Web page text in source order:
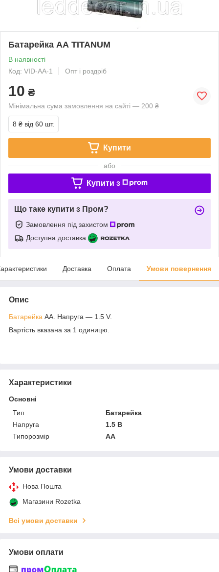
Батарейка АА TITANUM
В наявності
Код: VID-AA-1
Опт і роздріб
10 ₴
Мінімальна сума замовлення на сайті — 200 ₴
8 ₴ від 60 шт.
Купити
або
Купити з
Що таке купити з Пром?
Замовлення під захистом
Доступна доставка
Доставка Оплата Умови повернення
Опис
Батарейка АА. Напруга — 1.5 V.
Вартість вказана за 1 одиницю.
Характеристики
Основні
Тип
Батарейка
Напруга
1.5 В
Типорозмір
AA
Умови доставки
Нова Пошта
Магазини Rozetka
Всі умови доставки
Умови оплати